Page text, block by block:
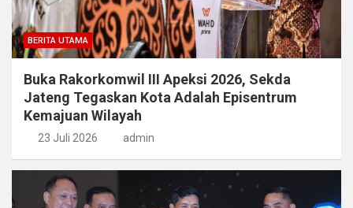
BERITA UTAMA
Buka Rakorkomwil III Apeksi 2026, Sekda
Jateng Tegaskan Kota Adalah Episentrum
Kemajuan Wilayah
23 Juli 2026 admin